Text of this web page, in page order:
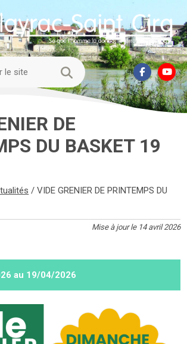
DE
DU BASKET 19
/VIDE GRENIER DE PRINTEMPS DU
Mise à jour le 14 avril 2026
au 19/04/2026